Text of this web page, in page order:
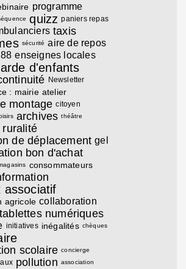
programme
quizz paniers repas
taxis
sécurité aire de repos
enseignes locales
d'enfants
Newsletter
: mairie atelier
montage citoyen
archives théâtre
ruralité
de déplacement gel
bon d'achat
consommateurs
associatif
agricole collaboration
tablettes numériques
initiatives inégalités chèques
scolaire concierge
pollution association